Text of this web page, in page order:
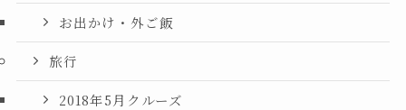
お出かけ・外ご飯
旅行
2018年5月クルーズ